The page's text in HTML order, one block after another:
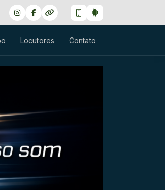
( EU ADORO ESSES CARAS)
Locutores Contato